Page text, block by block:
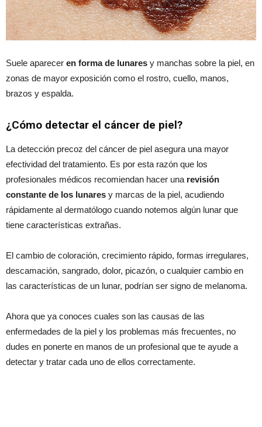
Suele aparecer en forma de lunares y manchas sobre la piel, en
zonas de mayor exposición como el rostro, cuello, manos,
brazos y espalda.
¿Cómo detectar el cáncer de piel?
La detección precoz del cáncer de piel asegura una mayor
efectividad del tratamiento. Es por esta razón que los
profesionales médicos recomiendan hacer una revisión
constante de los lunares y marcas de la piel, acudiendo
rápidamente al dermatólogo cuando notemos algún lunar que
tiene características extrañas.
El cambio de coloración, crecimiento rápido, formas irregulares,
descamación, sangrado, dolor, picazón, o cualquier cambio en
las características de un lunar, podrían ser signo de melanoma.
Ahora que ya conoces cuales son las causas de las
enfermedades de la piel y los problemas más frecuentes, no
dudes en ponerte en manos de un profesional que te ayude a
detectar y tratar cada uno de ellos correctamente.